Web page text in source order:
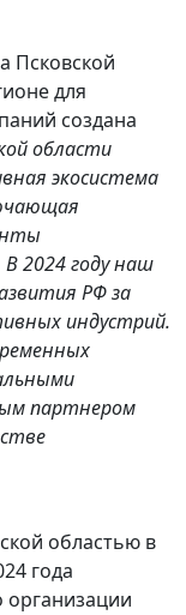
Псковской
для
создана
области
экосистема
В 2024 году наш
РФ за
индустрий.
партнером
областью в
года
организации